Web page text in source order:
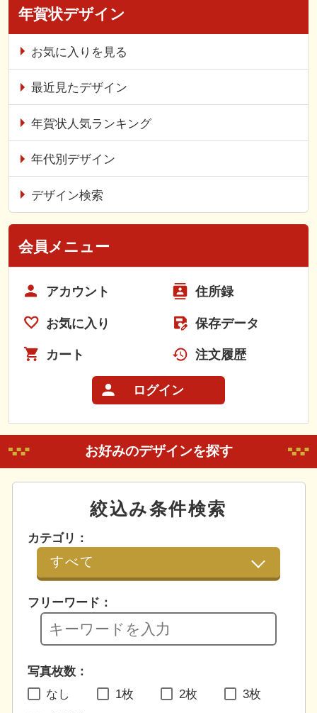
年賀状デザイン
お気に入りを見る
最近見たデザイン
年賀状人気ランキング
年代別デザイン
デザイン検索
会員メニュー
アカウント 住所録
お気に入り 保存データ
カート 注文履歴
ログイン
お好みのデザインを探す
絞込み条件検索
カテゴリ：
フリーワード：
写真枚数：
なし
1枚 2枚 3枚